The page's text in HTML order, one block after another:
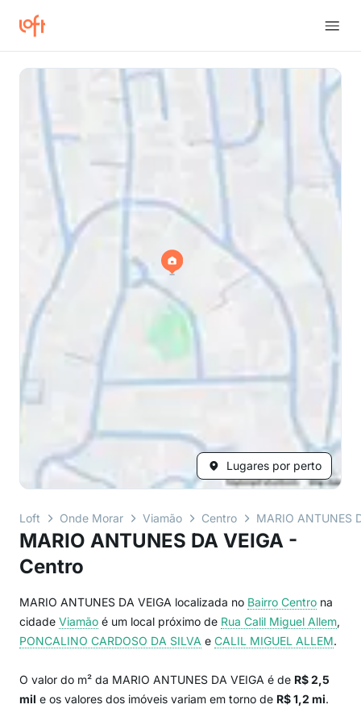
Lugares por perto
Loft Onde Morar Viamão Centro MARIO ANTUNES
MARIO ANTUNES DA VEIGA -
Centro
MARIO ANTUNES DA VEIGA localizada no Bairro Centro na
cidade Viamão é um local próximo de Rua Calil Miguel Allem,
PONCALINO CARDOSO DA SILVA e CALIL MIGUEL ALLEM.
O valor do m² da MARIO ANTUNES DA VEIGA é de R$ 2,5
mil e os valores dos imóveis variam em torno de R$ 1,2 mi.